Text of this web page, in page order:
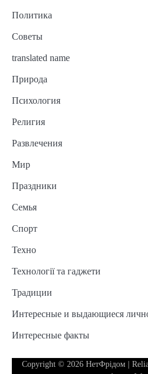
Политика
Советы
translated name
Природа
Психология
Религия
Развлечения
Мир
Праздники
Семья
Спорт
Техно
Технології та гаджети
Традиции
Интересные и выдающиеся
Интересные факты
Copyright © 2026 НетФрідом|